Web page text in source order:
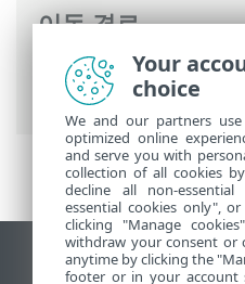
이동 경로
ESET 온라인 도움말>
고급 설정
>웹 및 이메
데스크톱 사이트 보기
Your
choice
We and our partners
optimized online
and serve you with
collection of all cookies
decline all non-
essential cookies only",
clicking "Manage
withdraw your consent or
anytime by clicking the
footer or in your account